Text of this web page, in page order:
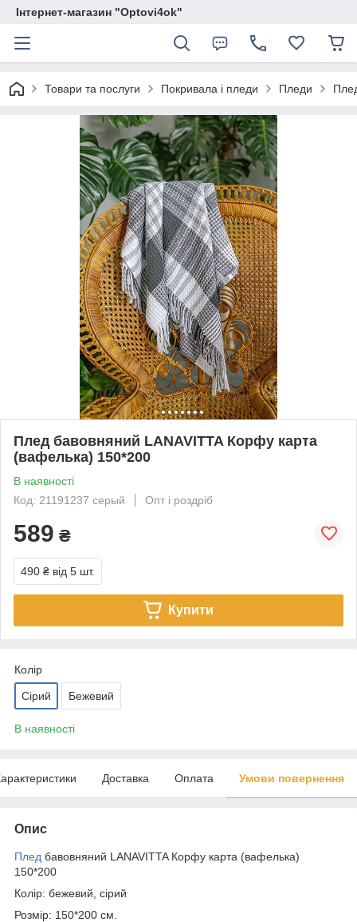
Інтернет-магазин "Optovi4ok"
Товари та послуги Покривала і пледи Пледи
Плед бавовняний LANAVITTA Корфу карта
(вафелька) 150*200
В наявності
Код: 21191237 серый
Опт і роздріб
589 ₴
490 ₴ від 5 шт.
Купити
Колір
Сірий Бежевий
В наявності
Доставка Оплата Умови повернення
Опис
Плед бавовняний LANAVITTA Корфу карта (вафелька)
150*200
Колір: бежевий, сірий
Розмір: 150*200 см.